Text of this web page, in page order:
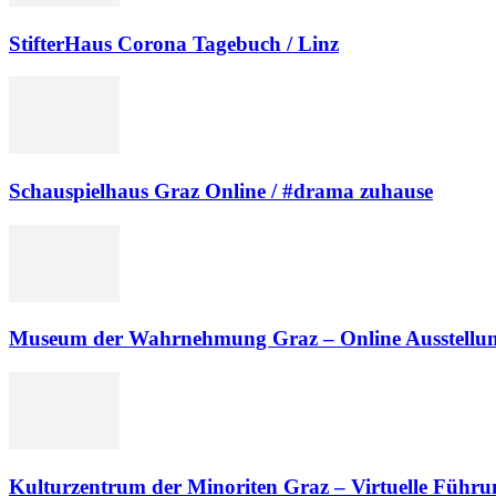
StifterHaus Corona Tagebuch / Linz
Schauspielhaus Graz Online / #drama zuhause
Museum der Wahrnehmung Graz – Online
Kulturzentrum der Minoriten Graz – Virtuelle